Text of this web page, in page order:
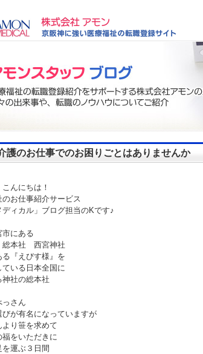
護のお仕事でのお困りごとはありませんか
んにちは！
のお仕事紹介サービス
ディカル」ブログ担当のKです♪
市にある
本社 西宮神社
る『えびす様』を
ている日本全国に
社の総本社
っさん
びが有名になっていますが
り笹を求めて
福をいただきに
運ぶ３日間